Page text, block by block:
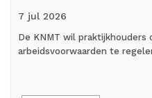
7 jul 2026
De KNMT wil praktijkhouders
arbeidsvoorwaarden te